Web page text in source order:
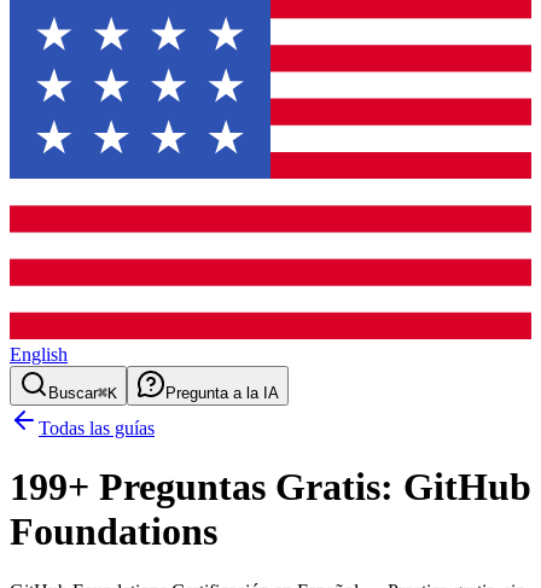
English
Buscar⌘K Pregunta a la IA
Todas las guías
199+ Preguntas Gratis: GitHub
Foundations